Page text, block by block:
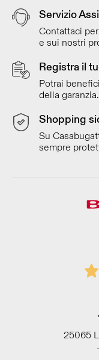
Servizio
Contattaci
e sui nostri
Registra il
Potrai
della garanzia.
Shopping
Su
sempre
25065